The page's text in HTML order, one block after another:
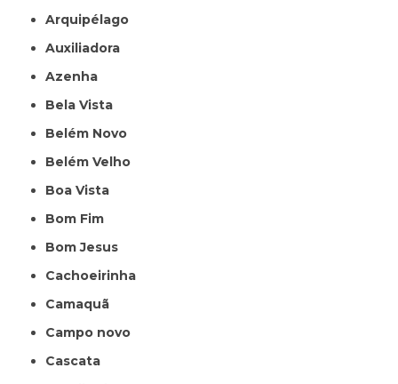
Arquipélago
Auxiliadora
Azenha
Bela Vista
Belém Novo
Belém Velho
Boa Vista
Bom Fim
Bom Jesus
Cachoeirinha
Camaquã
Campo novo
Cascata